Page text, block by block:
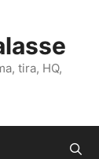
tira, HQ,